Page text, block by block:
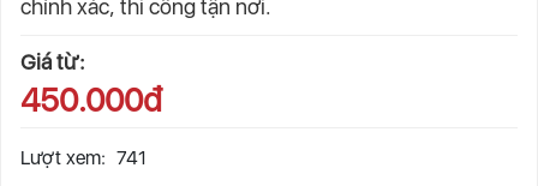
chính xác, thi công tận nơi.
Giá từ:
450.000đ
Lượt xem: 741